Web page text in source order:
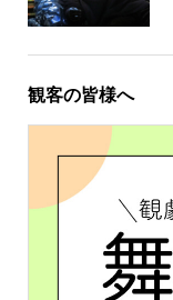
観客の皆様へ